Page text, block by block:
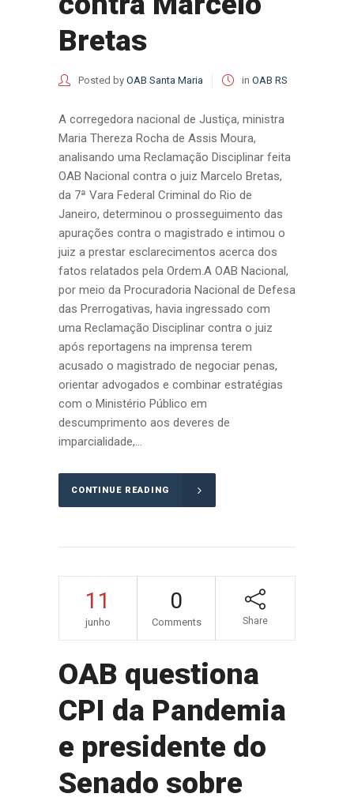
Bretas
Posted by OAB Santa Maria in OAB RS
A corregedora nacional de Justiça, ministra
Maria Thereza Rocha de Assis Moura,
analisando uma Reclamação Disciplinar feita
OAB Nacional contra o juiz Marcelo Bretas,
da 7ª Vara Federal Criminal do Rio de
Janeiro, determinou o prosseguimento das
apurações contra o magistrado e intimou o
juiz a prestar esclarecimentos acerca dos
fatos relatados pela Ordem.A OAB Nacional,
por meio da Procuradoria Nacional de Defesa
das Prerrogativas, havia ingressado com
uma Reclamação Disciplinar contra o juiz
após reportagens na imprensa terem
acusado o magistrado de negociar penas,
orientar advogados e combinar estratégias
com o Ministério Público em
descumprimento aos deveres de
imparcialidade,...
CONTINUE READING
11
junho
0
Comments Share
OAB questiona
CPI da Pandemia
e presidente do
Senado sobre